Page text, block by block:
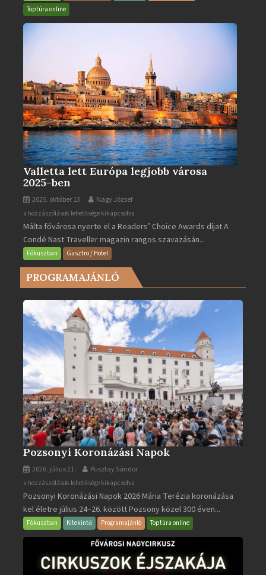
Gyógyfürdő
Toptúra online
Valletta lett Európa legjobb városa
2025-ben
2025. október 13. Nagy József
Valletta
lett
Európa
legjobb
városa
2025-
bejegyzéshez
a hozzászólások lehetősége kikapcsolva
Málta fővárosa nyerte el a Readers’ Choice Awards díjat A
Condé Nast Traveller magazin rangos szavazásán...
Fókuszban Gasztro / Hotel
PROGRAMAJÁNLÓ
Pozsonyi Koronázási Napok
2026. július 21. Pusztay Sándor
Pozsonyi
Koronázási
Napok
bejegyzéshez
a hozzászólások lehetősége kikapcsolva
Pozsonyi Koronázási Napok 2026 Mária Terézia koronázása
kel életre július 24–26. között Pozsony közel 300 éven...
Fókuszban Kitekintő Programajánló Toptúra online